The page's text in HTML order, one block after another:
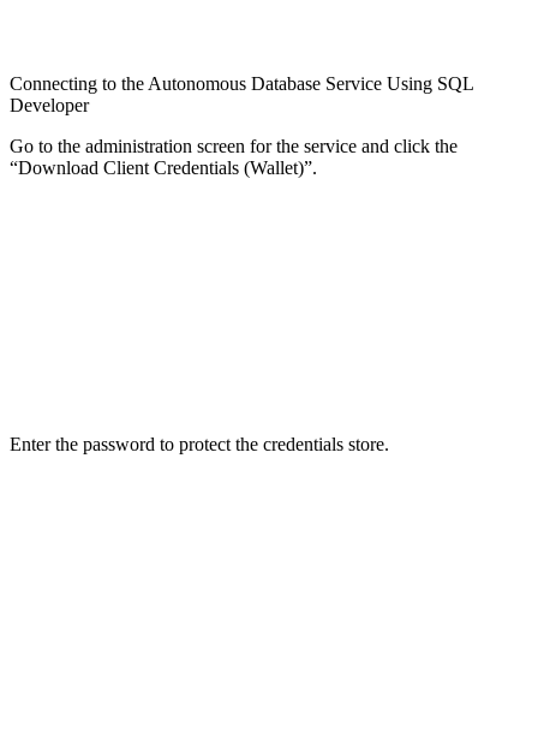
Connecting to the Autonomous Database Service Using SQL
Developer
Go to the administration screen for the service and click the
“Download Client Credentials (Wallet)”.
Enter the password to protect the credentials store.